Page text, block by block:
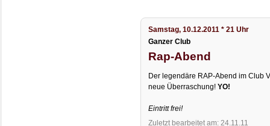
Samstag, 10.12.2011 * 21 Uhr
Ganzer Club
Rap-Abend
Der legendäre RAP-Abend im Club
neue Überraschung!YO!
Eintritt frei!
Zuletzt bearbeitet am: 24.11.11